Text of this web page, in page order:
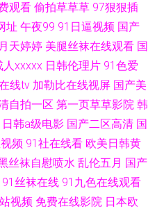
观看 偷拍草草草 97狠狠插
址 午夜99 91日逼视频 国产
天婷婷 美腿丝袜在线观看 国
人xxxxx 日韩伦理片 91色爱
线tv 加勒比在线视屏 国产美
自拍一区 第一页草草影院 韩
日韩a级电影 国产二区高清 国
频 91社在线看 欧美日韩黄
丝袜自慰喷水 乱伦五月 国产
91丝袜在线 91九色在线观看
视频 免费在线影院 日本欧